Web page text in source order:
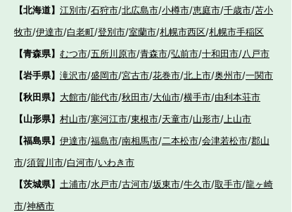
【北海道】 江別市/石狩市/北広島市/小樽市/恵庭市/千歳市/苫小
牧市/伊達市/白老町/登別市/室蘭市/札幌市西区/札幌市手稲区
【青森県】 むつ市/五所川原市/青森市/弘前市/十和田市/八戸市
【岩手県】 滝沢市/盛岡市/宮古市/花巻市/北上市/奥州市/一関市
【秋田県】 大館市/能代市/秋田市/大仙市/横手市/由利本荘市
【山形県】 村山市/寒河江市/東根市/天童市/山形市/ 上山市
【福島県】 伊達市/福島市/南相馬市/二本松市/会津若松市/郡山
市/須賀川市/白河市/いわき市
【茨城県】 土浦市/水戸市/古河市/坂東市/牛久市/取手市/龍ヶ崎
市/神栖市